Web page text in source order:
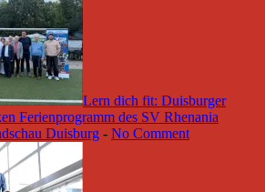
Lern dich fit: Duisburger
Ferienprogramm des SV Rhenania
Duisburg - No Comment